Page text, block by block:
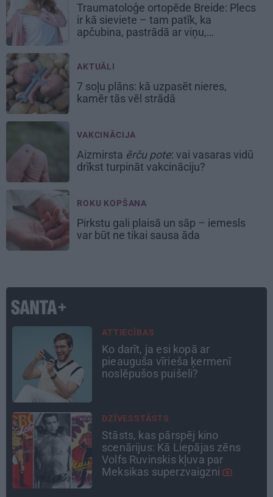
Traumatoloģe ortopēde Breide: Plecs
ir kā sieviete – tam patīk, ka
apčubina, pastrādā ar viņu,
AKTUĀLI
7 soļu plāns: kā uzpasēt nieres,
kamēr tās vēl strādā
VAKCINĀCIJA
Aizmirsta ērču pote: vai vasaras vidū
drīkst turpināt vakcināciju?
ROKU KOPŠANA
Pirkstu gali plaisā un sāp – iemesls
var būt ne tikai sausa āda
PSIHOLOĢIJA
Mūsdienu epidēmija –
pieskārienu bads. Kāpēc
platonisks glāsts reizēm ir
TAVS ĀRSTS
«Manā kabinetā bijusi teju visa
Liepāja.» Ārste Ingrīda
Gardovska par vairāk nekā 50
gadiem medicīnā